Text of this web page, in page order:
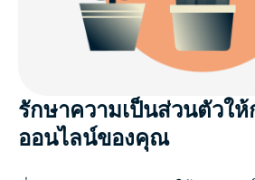
รักษาความเป็นส่วนตัวให้
ออนไลน์ของคุณ